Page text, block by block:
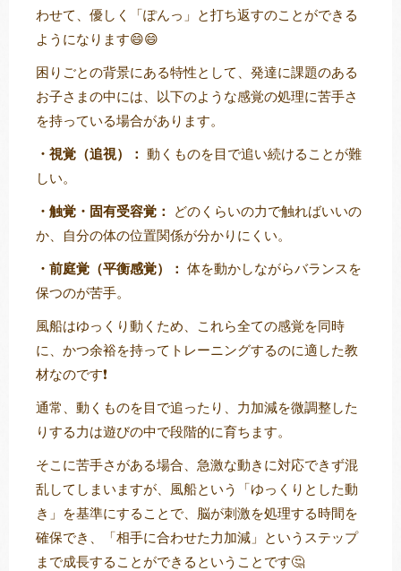
わせて、優しく「ぽんっ」と打ち返すのことができる
ようになります😄😄
困りごとの背景にある特性として、発達に課題のある
お子さまの中には、以下のような感覚の処理に苦手さ
を持っている場合があります。
・視覚（追視）： 動くものを目で追い続けることが難
しい。
・触覚・固有受容覚：
どのくらいの力で触ればいいの
か、自分の体の位置関係が分かりにくい。
・前庭覚（平衡感覚）： 体を動かしながらバランスを
保つのが苦手。
風船はゆっくり動くため、これら全ての感覚を同時
に、かつ余裕を持ってトレーニングするのに適した教
材なのです❗
通常、動くものを目で追ったり、力加減を微調整した
りする力は遊びの中で段階的に育ちます。
そこに苦手さがある場合、急激な動きに対応できず混
乱してしまいますが、風船という「ゆっくりとした動
き」を基準にすることで、脳が刺激を処理する時間を
確保でき、「相手に合わせた力加減」というステップ
まで成長することができるということです🤔